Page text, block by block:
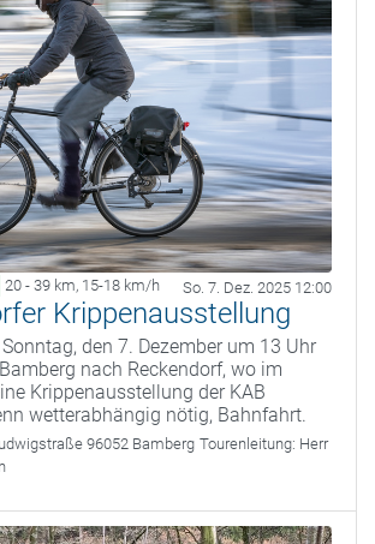
20 - 39 km, 15-18 km/h So. 7. Dez. 2025 12:00
Krippenausstellung
den 7. Dezember um 13 Uhr
nach Reckendorf, wo im
Krippenausstellung der KAB
wetterabhängig nötig, Bahnfahrt.
96052 Bamberg Tourenleitung: Herr